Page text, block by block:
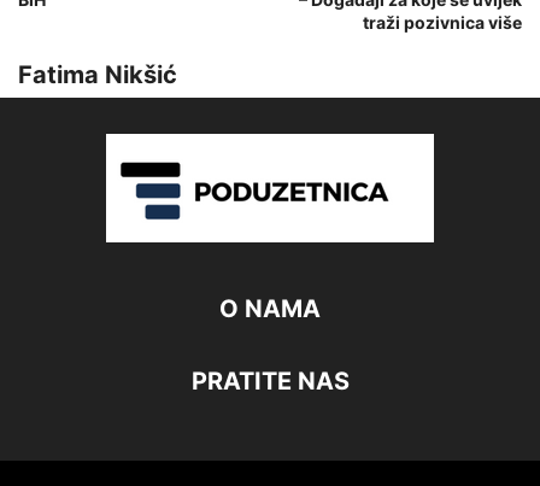
traži pozivnica više
Fatima Nikšić
O NAMA
PRATITE NAS